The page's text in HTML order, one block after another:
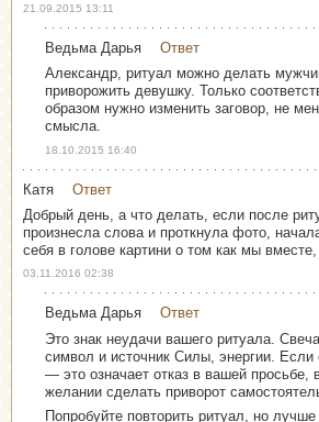
21.09.2015 13:11
Ведьма Дарья
Ответ
Александр, ритуал можно делать
приворожить девушку. Только
образом нужно изменить заговор, не
смысла.
18.10.2015 16:40
Катя
Ответ
Добрый день, а что делать, если после
произнесла слова и проткнула фото,
себя в голове картини о том как мы
03.11.2016 02:38
Ведьма Дарья
Ответ
Это знак неудачи вашего ритуала.
символ и источник Силы, энергии. Если
— это означает отказ в вашей просьбе,
желании сделать приворот
Попробуйте повторить ритуал, но